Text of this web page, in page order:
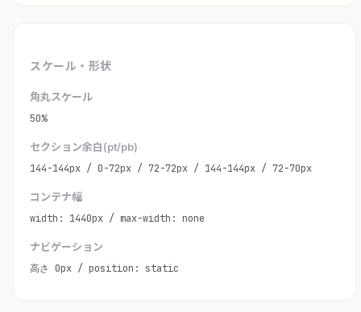
スケール・形状
角丸スケール
50%
セクション余白(pt/pb)
144-144px / 0-72px / 72-72px / 144-144px / 72-70px
コンテナ幅
width: 1440px / max-width: none
ナビゲーション
高さ 0px / position: static